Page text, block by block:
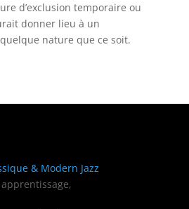
d’exclusion temporaire ou
donner lieu à un
nature que ce soit.
& Modern Jazz